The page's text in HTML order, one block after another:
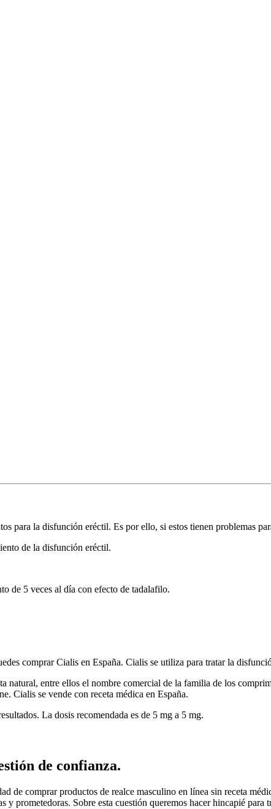
para la disfunción eréctil. Es por ello, si estos tienen problemas
de la disfunción eréctil.
de 5 veces al día con efecto de tadalafilo.
comprar Cialis en España. Cialis se utiliza para tratar la
natural, entre ellos el nombre comercial de la familia de los
Cialis se vende con receta médica en España.
La dosis recomendada es de 5 mg a 5 mg.
de confianza.
de comprar productos de realce masculino en línea sin receta
prometedoras. Sobre esta cuestión queremos hacer hincapié para